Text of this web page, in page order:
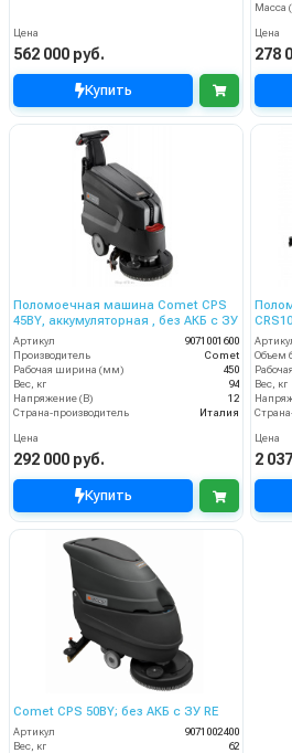
Цена
562 000 руб.
Купить
Масса
Цена
278
Поломоечная машина Comet CPS
45BY, аккумуляторная , без АКБ с ЗУ
Артикул
9071001600
Производитель
Comet
Рабочая ширина (мм)
450
Вес, кг
94
Напряжение (В)
12
Страна-производитель
Италия
Цена
292 000 руб.
Купить
ЗУ
Объем
Вес, кг
Цена
2
Comet CPS 50BY; без АКБ с ЗУ RE
Артикул
9071002400
Вес, кг
62